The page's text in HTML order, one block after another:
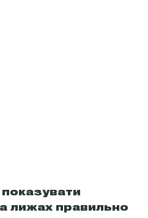
показувати
лижах правильно